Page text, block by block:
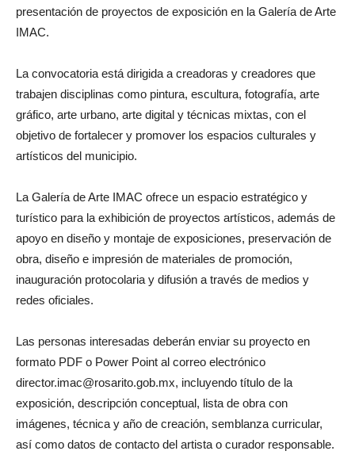
presentación de proyectos de exposición en la Galería de Arte
IMAC.
La convocatoria está dirigida a creadoras y creadores que
trabajen disciplinas como pintura, escultura, fotografía, arte
gráfico, arte urbano, arte digital y técnicas mixtas, con el
objetivo de fortalecer y promover los espacios culturales y
artísticos del municipio.
La Galería de Arte IMAC ofrece un espacio estratégico y
turístico para la exhibición de proyectos artísticos, además de
apoyo en diseño y montaje de exposiciones, preservación de
obra, diseño e impresión de materiales de promoción,
inauguración protocolaria y difusión a través de medios y
redes oficiales.
Las personas interesadas deberán enviar su proyecto en
formato PDF o Power Point al correo electrónico
director.imac@rosarito.gob.mx, incluyendo título de la
exposición, descripción conceptual, lista de obra con
imágenes, técnica y año de creación, semblanza curricular,
así como datos de contacto del artista o curador responsable.